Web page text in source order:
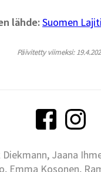
lähde:Suomen
Päivitetty viimeksi:
Jaana
Kosonen,